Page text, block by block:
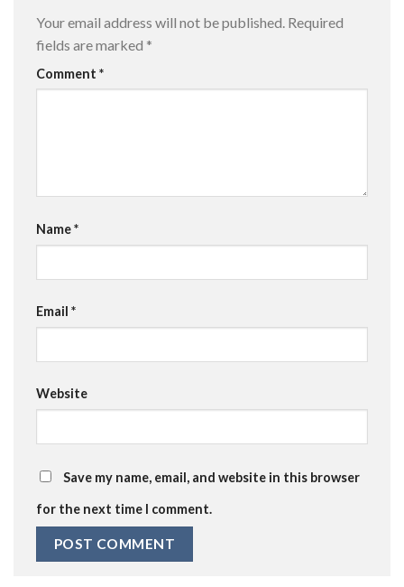
Your email address will not be published. Required
fields are marked *
Comment *
Name*
Email *
Website
Save my name, email, and website in this browser
for the next time I comment.